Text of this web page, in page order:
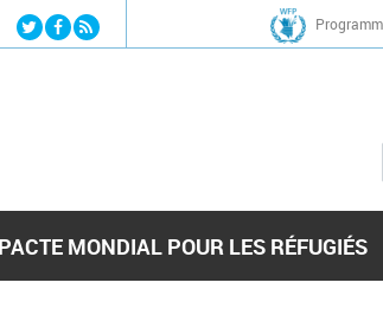
Jump to navigation
PACTE MONDIAL POUR LES RÉFUGIÉS